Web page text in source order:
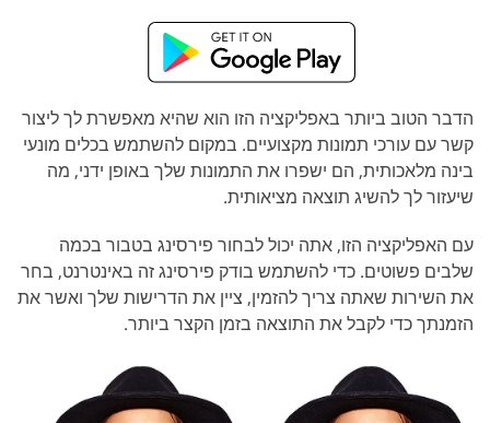
הדבר הטוב ביותר באפליקציה הזו הוא שהיא מאפשרת לך ליצור
קשר עם עורכי תמונות מקצועיים. במקום להשתמש בכלים מונעי
בינה מלאכותית, הם ישפרו את התמונות שלך באופן ידני, מה
שיעזור לך להשיג תוצאה מציאותית.
עם האפליקציה הזו, אתה יכול לבחור פירסינג בטבור בכמה
שלבים פשוטים. כדי להשתמש בודק פירסינג זה באינטרנט, בחר
את השירות שאתה צריך להזמין, ציין את הדרישות שלך ואשר את
הזמנתך כדי לקבל את התוצאה בזמן הקצר ביותר.